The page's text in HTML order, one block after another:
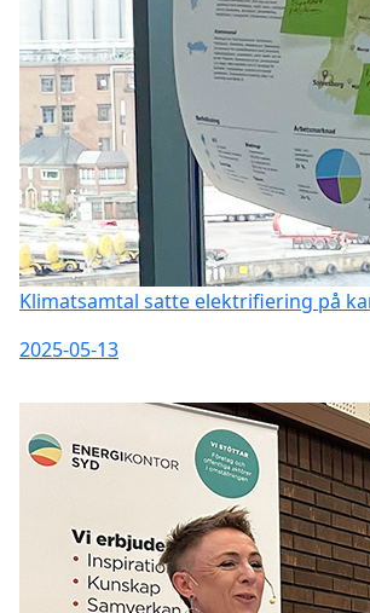
Klimatsamtal satte elektrifiering på
2025-05-13